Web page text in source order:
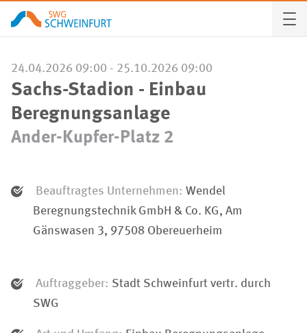
24.04.2026 09:00 - 25.10.2026 09:00
Sachs-Stadion - Einbau
Beregnungsanlage
Ander-Kupfer-Platz 2
Beauftragtes Unternehmen: Wendel
Beregnungstechnik GmbH & Co. KG, Am
Gänswasen 3, 97508 Obereuerheim
Auftraggeber: Stadt Schweinfurt vertr. durch
SWG